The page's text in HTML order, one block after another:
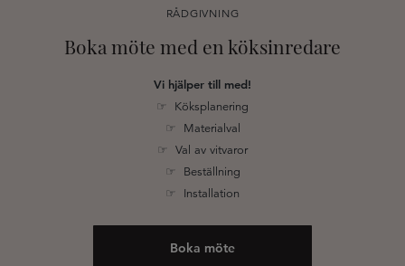
RÅDGIVNING
Boka möte med en köksinredare
Vi hjälper till med!
☞ Köksplanering
☞ Materialval
☞ Val av vitvaror
☞ Beställning
☞ Installation
Boka möte